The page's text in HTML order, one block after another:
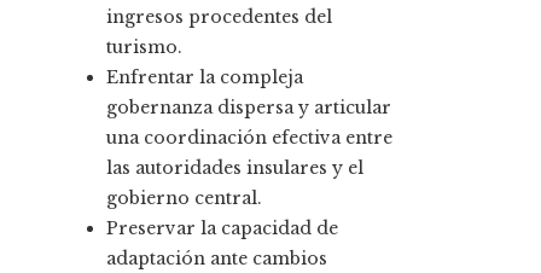
ingresos procedentes del
turismo.
Enfrentar la compleja
gobernanza dispersa y articular
una coordinación efectiva entre
las autoridades insulares y el
gobierno central.
Preservar la capacidad de
adaptación ante cambios